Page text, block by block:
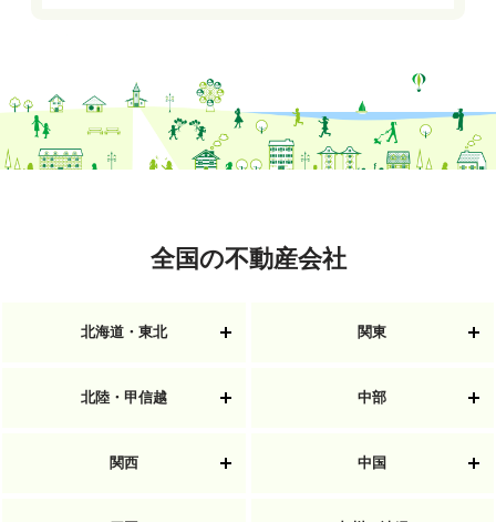
全国の不動産会社
北海道・東北 関東
北陸・甲信越 中部
関西 中国